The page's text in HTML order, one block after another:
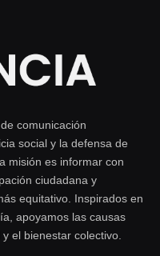
comunicación
social y la defensa de
misión es informar con
ciudadana y
equitativo. Inspirados en
apoyamos las causas
el bienestar colectivo.